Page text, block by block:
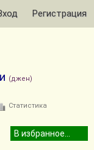
Регистрация
(джен)
Статистика